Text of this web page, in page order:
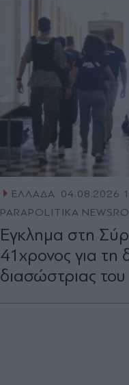
ΕΛΛΑΔΑ 04.08.2026
PARAPOLITIKA
Έγκλημα στη
41χρονος για τη
διασώστριας